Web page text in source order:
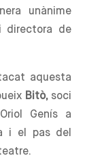
unànime
directora de
aquesta
Bitò, soci
Genís a
i el pas del